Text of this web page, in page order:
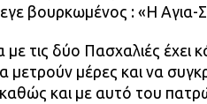
βουρκωμένος : «Η Αγια-
με τις δύο Πασχαλιές έχει
μετρούν μέρες και να
και με αυτό του